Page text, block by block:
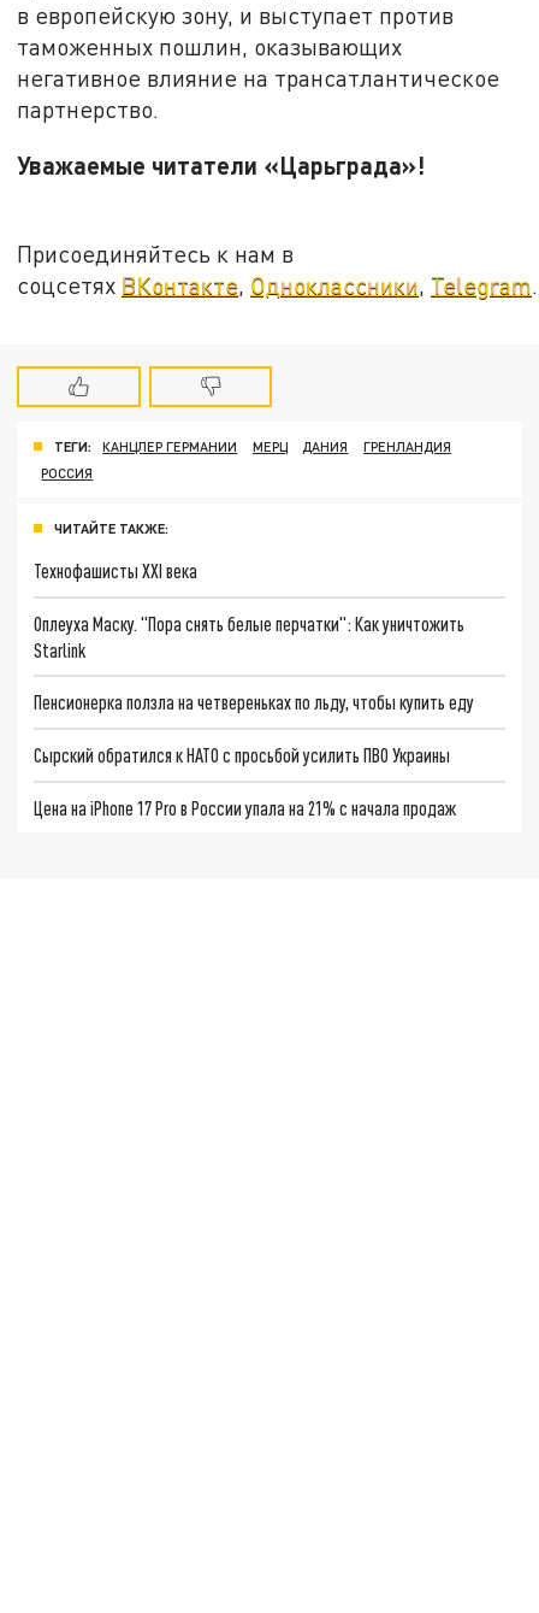
в европейскую зону, и выступает против
таможенных пошлин, оказывающих
негативное влияние на трансатлантическое
партнерство.
Уважаемые читатели «Царьграда»!
Присоединяйтесь к нам в
соцсетях ВКонтакте Одноклассники Telegram
ТЕГИ: КАНЦЛЕР ГЕРМАНИИ МЕРЦ ДАНИЯ
ГРЕНЛАНДИЯ
РОССИЯ
ЧИТАЙТЕ ТАКЖЕ:
Технофашисты XXI века
Оплеуха Маску. "Пора снять белые перчатки": Как уничтожить
Starlink
Пенсионерка ползла на четвереньках по льду, чтобы купить еду
Сырский обратился к НАТО с просьбой усилить ПВО Украины
Цена на iPhone 17 Pro в России упала на 21% с начала продаж